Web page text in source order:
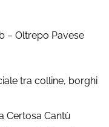
– Oltrepo Pavese
tra colline, borghi
Certosa Cantù